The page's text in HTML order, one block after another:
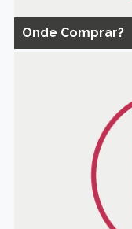
Onde Comprar?